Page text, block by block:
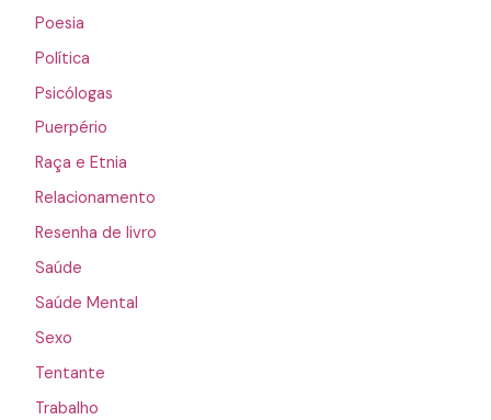
Poesia
Política
Psicólogas
Puerpério
Raça e Etnia
Relacionamento
Resenha de livro
Saúde
Saúde Mental
Sexo
Tentante
Trabalho